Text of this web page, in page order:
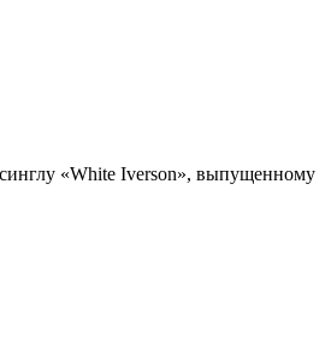
«White Iverson», выпущенному